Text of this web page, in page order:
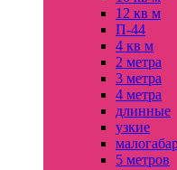
12 кв м
П-44
4 кв м
2 метра
3 метра
4 метра
длинные
узкие
5 метров